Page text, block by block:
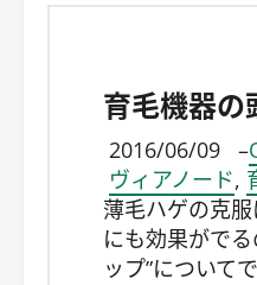
育毛機器の
2016/06/09 –
ヴィアノード,
薄毛ハゲの克
にも効果がで
ップ”について